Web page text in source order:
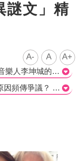
謎文」精
A- A A+
這篇文章報導了資深音樂人李坤城的遺孀林靖恩近期的爭議行為。林靖恩因分產糾紛與李坤城的兒子發生衝突，導致家庭糾紛不斷。近期有報導指出，林靖恩在飯店表現不當，包括吐痰、瞪人詭笑及破壞電視。同時，文章也提到林靖恩在過去也有類似的行為，包括砸毀旅館內的石桌以及企圖襲警等事件。這些行為引起了網友和同業的關注，許多人認為林靖恩可能需要家人或專業人士的協助。儘管林靖恩在社交媒體上發文短短37字，但仍然令人感到困惑，並對她的精神狀態產生疑慮。整篇文章傳達了林靖恩近期行為的爭議性，並提供了一些情節和背景資訊來支持這些報導。然而，該文章是否深入探討了背後的原因和證據，以及是否有適當的取材和報導角度，仍需進一步評估。>
Q1: 林靖恩因為什麼原因頻傳爭議？ a. 她經常喝酒並在飯店大鬧 b. 她與李坤城的兒子發生糾紛 c. 她在旅館砸毀房內的家具 正確答案：c. 她在旅館砸毀房內的家具 Q2: 林靖恩曾經在哪間旅館砸毀房內萬元石桌？ a. 台北的一間高檔汽車旅館 b. 台中的一間高檔汽車旅館 c. 高雄的一間高檔汽車旅館 正確答案：b. 台中的一間高檔汽車旅館 Q3: 林靖恩在臉書發文之後，是否有網友對她表示鼓勵？ a. 是 b. 否 正確答案：a. 是